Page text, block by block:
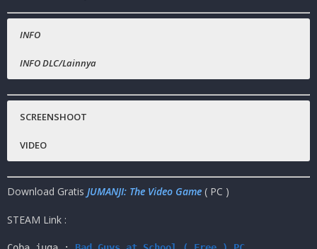
INFO
INFO DLC/Lainnya
Genre Game
Release Date:8 Nov, 2019
SCREENSHOOT
VIDEO
Download Gratis JUMANJI: The Video Game ( PC )
STEAM Link :